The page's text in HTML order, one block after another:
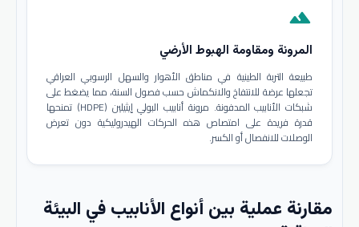
terrain
المرونة ومقاومة الهبوط الأرضي
طبيعة التربة الطينية في مناطق الأهوار والسهل الرسوبي العراقي
تجعلها عرضة للانتفاخ والانكماش حسب فصول السنة، مما يضغط على
شبكات الأنابيب المدفونة. مرونة أنابيب البولي إيثيلين (HDPE) تمنحها
قدرة فريدة على امتصاص هذه الحركات الهيدروليكية دون تعرض
الوصلات للانفصال أو الكسر.
مقارنة عملية بين أنواع الأنابيب في البيئة